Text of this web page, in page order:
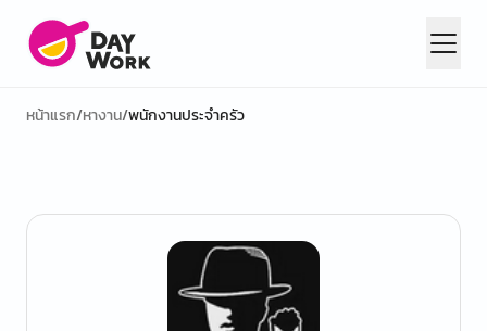
หน้าแรก/หางาน/พนักงานประจำครัว